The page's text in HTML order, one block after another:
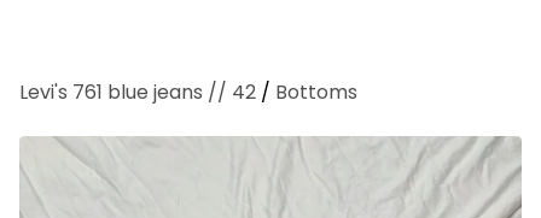
Levi's 761 blue jeans // 42 / Bottoms